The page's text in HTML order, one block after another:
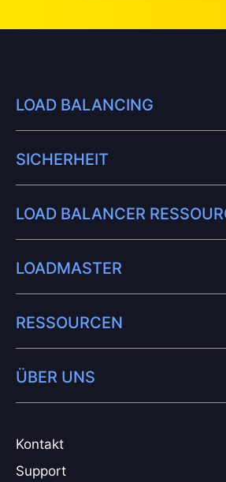
Kontakt
Support
LOAD BALANCING
SICHERHEIT
LOAD BALANCER
LOADMASTER
RESSOURCEN
ÜBER UNS